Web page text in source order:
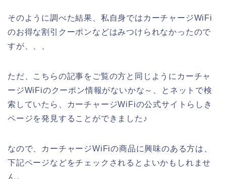
そのように調べた結果、私自身ではカーチャージWiFi
のお得な割引クーポンなどはみつけられなかったので
すが、、、
ただ、こちらの記事をご覧の方と同じようにカーチャ
ージWiFiのクーポン情報がないかな～、とネットで検
索していたら、カーチャージWiFiの公式サイトらしき
ページを発見することができました♪
なので、カーチャージWiFiの商品に興味のある方は、
下記ページなどをチェックされるとよいかもしれませ
ん。